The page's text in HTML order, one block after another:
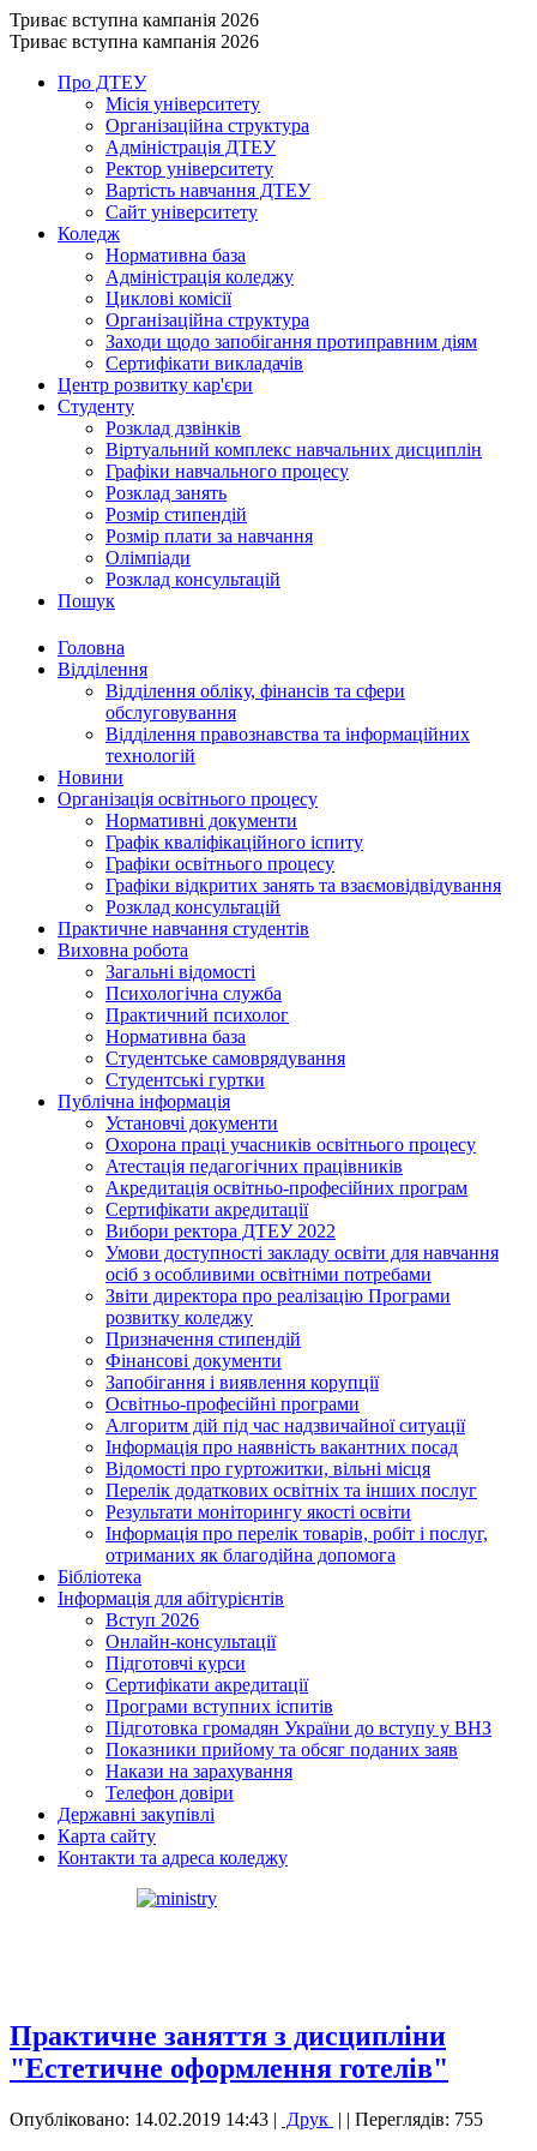
Триває вступна кампанія 2026
Триває вступна кампанія 2026
Про ДТЕУ
Місія університету
Організаційна структура
Адміністрація ДТЕУ
Ректор університету
Вартість навчання ДТЕУ
Сайт університету
Коледж
Нормативна база
Адміністрація коледжу
Циклові комісії
Організаційна структура
Заходи щодо запобігання протиправним діям
Сертифікати викладачів
Центр розвитку кар'єри
Студенту
Розклад дзвінків
Віртуальний комплекс навчальних дисциплін
Графіки навчального процесу
Розклад занять
Розмір стипендій
Розмір плати за навчання
Олімпіади
Розклад консультацій
Пошук
Головна
Відділення
Відділення обліку, фінансів та сфери
обслуговування
Відділення правознавства та інформаційних
технологій
Новини
Організація освітнього процесу
Нормативні документи
Графік кваліфікаційного іспиту
Графіки освітнього процесу
Графіки відкритих занять та взаємовідвідування
Розклад консультацій
Практичне навчання студентів
Виховна робота
Загальні відомості
Психологічна служба
Практичний психолог
Нормативна база
Студентське самоврядування
Студентські гуртки
Публічна інформація
Установчі документи
Охорона праці учасників освітнього процесу
Атестація педагогічних працівників
Акредитація освітньо-професійних програм
Сертифікати акредитації
Вибори ректора ДТЕУ 2022
Умови доступності закладу освіти для навчання
осіб з особливими освітніми потребами
Звіти директора про реалізацію Програми
розвитку коледжу
Призначення стипендій
Фінансові документи
Запобігання і виявлення корупції
Освітньо-професійні програми
Алгоритм дій під час надзвичайної ситуації
Інформація про наявність вакантних посад
Відомості про гуртожитки, вільні місця
Перелік додаткових освітніх та інших послуг
Результати моніторингу якості освіти
Інформація про перелік товарів, робіт і послуг,
отриманих як благодійна допомога
Бібліотека
Інформація для абітурієнтів
Вступ 2026
Онлайн-консультації
Підготовчі курси
Сертифікати акредитації
Програми вступних іспитів
Підготовка громадян України до вступу у ВНЗ
Показники прийому та обсяг поданих заяв
Накази на зарахування
Телефон довіри
Державні закупівлі
Карта сайту
Контакти та адреса коледжу
Практичне заняття з дисципліни
"Естетичне оформлення готелів"
Опубліковано: 14.02.2019 14:43 | Друк | | Переглядів: 755